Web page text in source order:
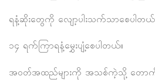
ရနံ့ဆိုးတွေကို လျော့ပါးသက်သာစေပါတယ်
၁၄ ရက်ကြာရနံ့မွှေးပျံ့စေပါတယ်။
အဝတ်အထည်များကို အသစ်ကဲ့သို့ တောက်